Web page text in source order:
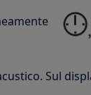
Sul